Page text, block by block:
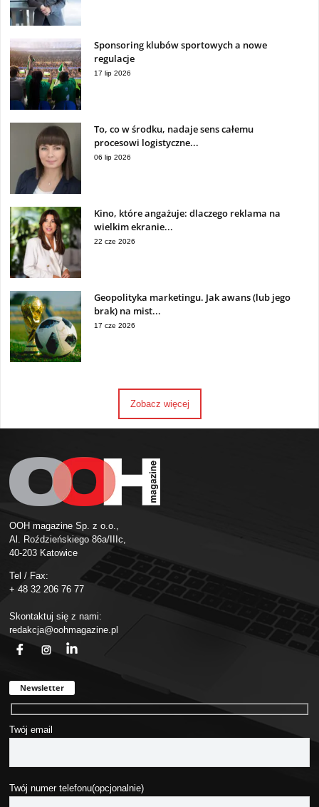
Sponsoring klubów sportowych a nowe
regulacje
17 lip 2026
To, co w środku, nadaje sens całemu
procesowi logistyczne...
06 lip 2026
Kino, które angażuje: dlaczego reklama na
wielkim ekranie...
22 cze 2026
Geopolityka marketingu. Jak awans (lub jego
brak) na mist...
17 cze 2026
Zobacz więcej
OOH magazine Sp. z o.o.,
Al. Roździeńskiego 86a/IIIc,
40-203 Katowice
Tel / Fax:
+ 48 32 206 76 77
Skontaktuj się z nami:
redakcja@oohmagazine.pl
Newsletter
Twój email
Twój numer telefonu(opcjonalnie)